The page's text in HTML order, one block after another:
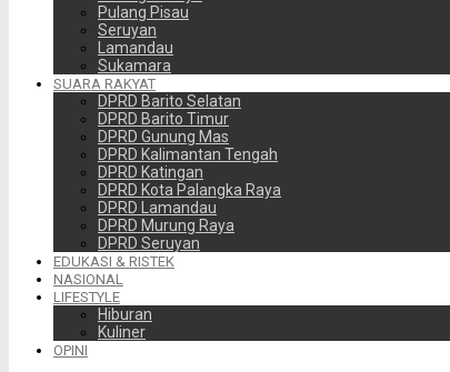
Pulang Pisau
Seruyan
Lamandau
Sukamara
SUARA RAKYAT
DPRD Barito Selatan
DPRD Barito Timur
DPRD Gunung Mas
DPRD Kalimantan Tengah
DPRD Katingan
DPRD Kota Palangka Raya
DPRD Lamandau
DPRD Murung Raya
DPRD Seruyan
EDUKASI & RISTEK
NASIONAL
LIFESTYLE
Hiburan
Kuliner
OPINI